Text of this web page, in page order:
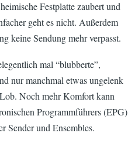
Festplatte zaubert und
geht es nicht. Außerdem
keine Sendung mehr verpasst.
mal “blubberte”,
nur manchmal etwas ungelenk
Noch mehr Komfort kann
Programmführers (EPG)
Sender und Ensembles.